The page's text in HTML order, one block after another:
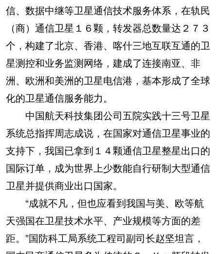
信、数据中继等卫星通信技术服务体系，在轨民
（商）通信卫星１６颗，转发器总数量达２７３
个，构建了北京、香港、喀什三地互联互通的卫
星测控和业务监测网络，建成了连接南亚、非
洲、欧洲和美洲的卫星电信港，基本形成了全球
化的卫星通信服务能力。
中国航天科技集团公司五院实践十三号卫星
系统总指挥周志成说，在国家对通信卫星事业的
支持下，我国已拿到１４颗通信卫星整星出口的
国际订单，成为世界上少数能自行研制大型通信
卫星并提供商业出口国家。
“成就不凡，但也应看到我国与美、欧等航
天强国在卫星技术水平、产业规模等方面的差
距。”国防科工局系统工程司副司长赵坚坦言，